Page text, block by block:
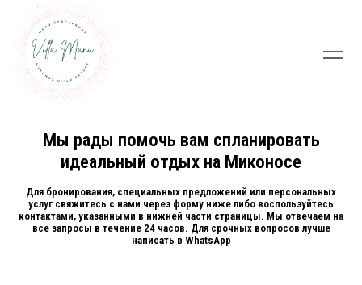
Мы рады помочь вам спланировать
идеальный отдых на Миконосе
Для бронирования, специальных предложений или персональных
услуг свяжитесь с нами через форму ниже либо воспользуйтесь
контактами, указанными в нижней части страницы. Мы отвечаем на
все запросы в течение 24 часов. Для срочных вопросов лучше
написать в WhatsApp